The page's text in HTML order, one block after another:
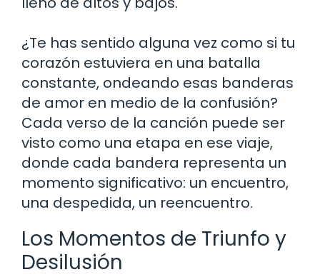
¿Te has sentido alguna vez como si tu
corazón estuviera en una batalla
constante, ondeando esas banderas
de amor en medio de la confusión?
Cada verso de la canción puede ser
visto como una etapa en ese viaje,
donde cada bandera representa un
momento significativo: un encuentro,
una despedida, un reencuentro.
Los Momentos de Triunfo y
Desilusión